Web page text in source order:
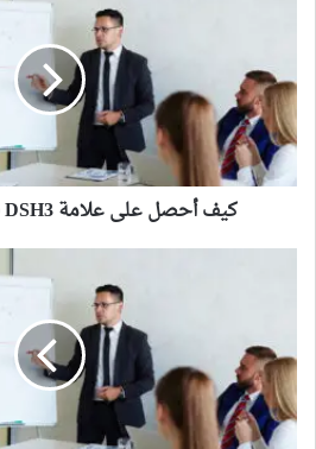
DSH3
في
امتحان
اللغة؟
كيف أحصل على علامة DSH3 في امتحان اللغة؟
معقدة؟